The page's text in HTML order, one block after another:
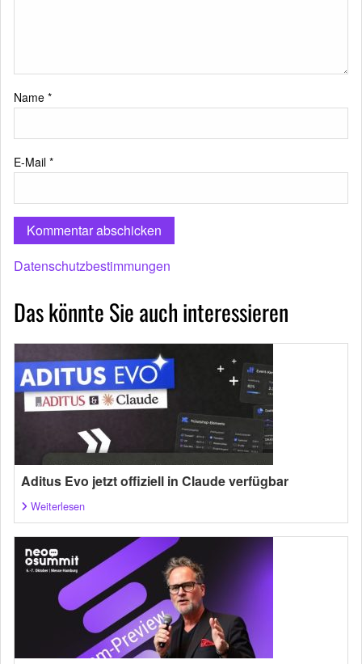
Name *
E-Mail *
Datenschutzbestimmungen
Das könnte Sie auch interessieren
Aditus Evo jetzt offiziell in Claude verfügbar
Weiterlesen